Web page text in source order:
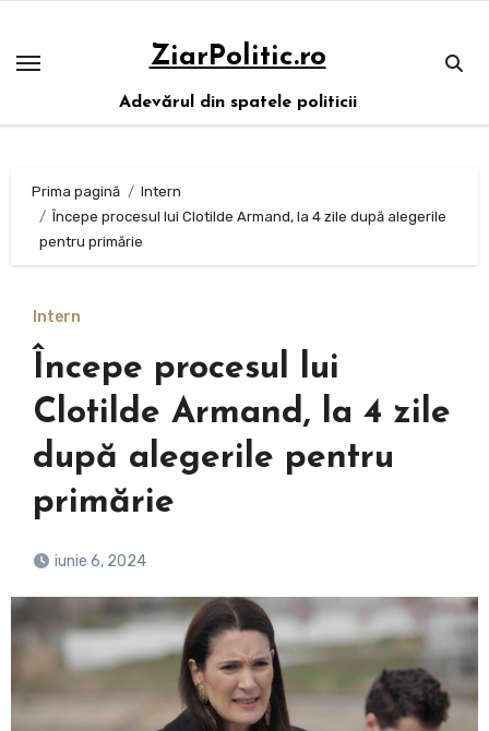
conținut
ZiarPolitic.ro
Adevărul din spatele politicii
Prima pagină
Intern
Începe procesul lui Clotilde Armand, la 4 zile după alegerile
pentru primărie
Intern
Începe procesul lui
Clotilde Armand, la 4 zile
după alegerile pentru
primărie
iunie 6, 2024